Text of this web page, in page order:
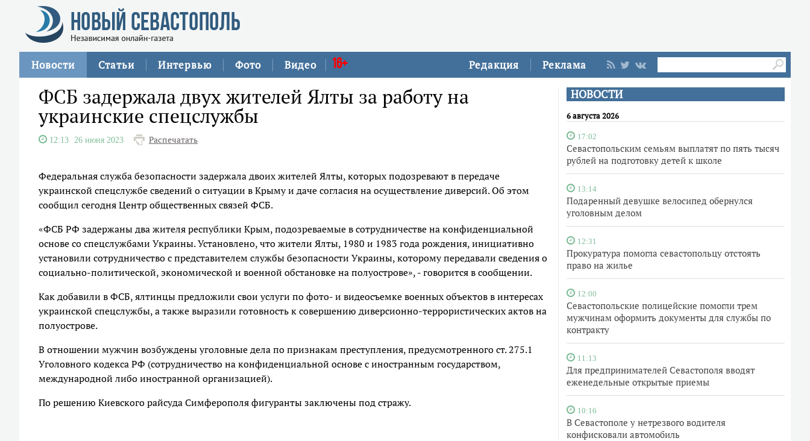
Редакция Реклама
Новости Статьи Интервью Фото Видео 16+
НОВОСТИ
6 августа 2026
17:02
Севастопольским семьям выплатят по пять тысяч
рублей на подготовку детей к школе
13:14
Подаренный девушке велосипед обернулся
уголовным делом
12:31
Прокуратура помогла севастопольцу отстоять
право на жилье
12:00
Севастопольские полицейские помогли трем
мужчинам оформить документы для службы по
контракту
11:13
Для предпринимателей Севастополя вводят
еженедельные открытые приемы
10:16
В Севастополе у нетрезвого водителя
конфисковали автомобиль
ФСБ задержала двух жителей Ялты за работу на
украинские спецслужбы
12:13 26 июня 2023 Распечатать
Федеральная служба безопасности задержала двоих жителей Ялты, которых подозревают в передаче
украинской спецслужбе сведений о ситуации в Крыму и даче согласия на осуществление диверсий. Об этом
сообщил сегодня Центр общественных связей ФСБ.
«ФСБ РФ задержаны два жителя республики Крым, подозреваемые в сотрудничестве на конфиденциальной
основе со спецслужбами Украины. Установлено, что жители Ялты, 1980 и 1983 года рождения, инициативно
установили сотрудничество с представителем службы безопасности Украины, которому передавали сведения о
социально-политической, экономической и военной обстановке на полуострове», - говорится в сообщении.
Как добавили в ФСБ, ялтинцы предложили свои услуги по фото- и видеосъемке военных объектов в интересах
украинской спецслужбы, а также выразили готовность к совершению диверсионно-террористических актов на
полуострове.
В отношении мужчин возбуждены уголовные дела по признакам преступления, предусмотренного ст. 275.1
Уголовного кодекса РФ (сотрудничество на конфиденциальной основе с иностранным государством,
международной либо иностранной организацией).
По решению Киевского райсуда Симферополя фигуранты заключены под стражу.